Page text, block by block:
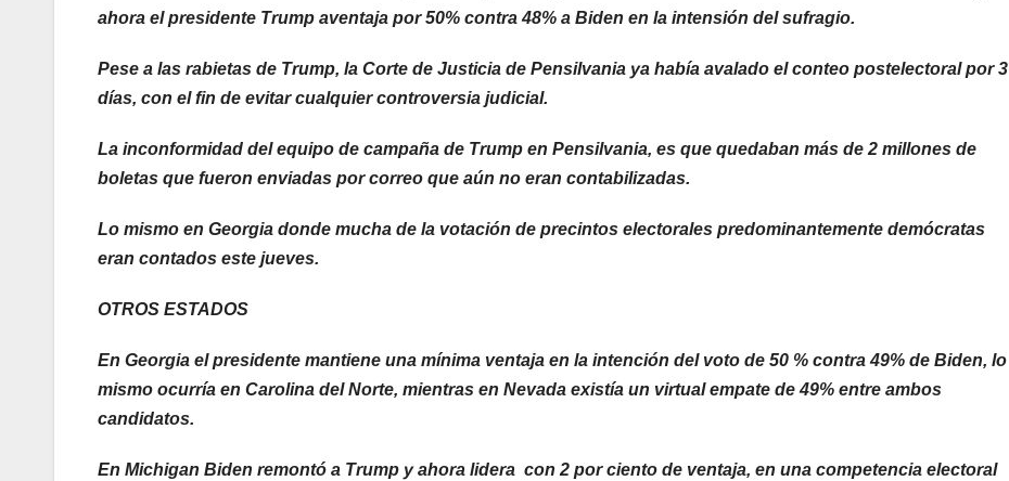
ahora el presidente Trump aventaja por 50% contra 48% a Biden en la intensión del sufragio.
Pese a las rabietas de Trump, la Corte de Justicia de Pensilvania ya había avalado el conteo postelectoral por 3
días, con el fin de evitar cualquier controversia judicial.
La inconformidad del equipo de campaña de Trump en Pensilvania, es que quedaban más de 2 millones de
boletas que fueron enviadas por correo que aún no eran contabilizadas.
Lo mismo en Georgia donde mucha de la votación de precintos electorales predominantemente demócratas
eran contados este jueves.
OTROS ESTADOS
En Georgia el presidente mantiene una mínima ventaja en la intención del voto de 50 % contra 49% de Biden, lo
mismo ocurría en Carolina del Norte, mientras en Nevada existía un virtual empate de 49% entre ambos
candidatos.
En Michigan Biden remontó a Trump y ahora lidera con 2 por ciento de ventaja, en una competencia electoral